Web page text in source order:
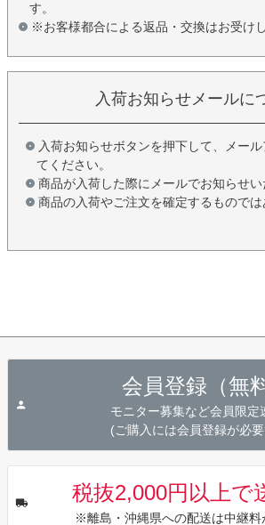
す。
※お客様都合による返品・交換はお受け
入荷お知らせメールに
入荷お知らせボタンを押下して、メー
てください。
商品が入荷した際にメールでお知らせい
商品の入荷やご注文を確定するものでは
会員登録（無料
モニター募集など会員限定
(ご購入には会員登録が必
税抜2,000円以上で
※離島・沖縄県への配送は中継料